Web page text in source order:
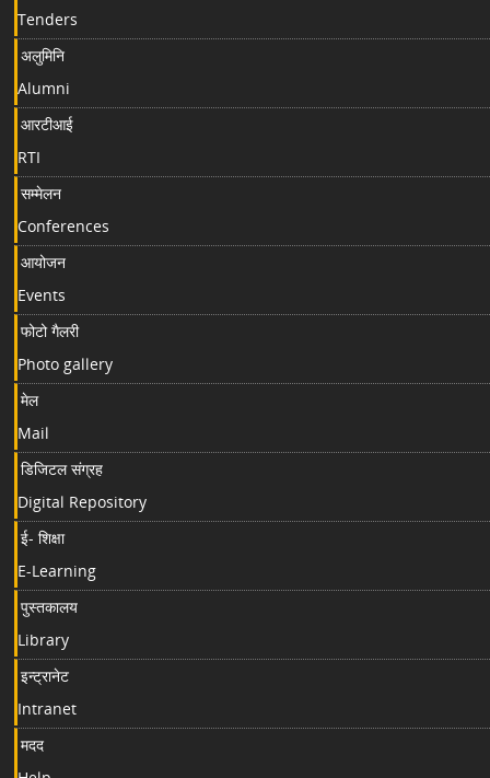
Tenders
अलुमिनि
Alumni
आरटीआई
RTI
सम्मेलन
Conferences
आयोजन
Events
फोटो गैलरी
Photo gallery
मेल
Mail
डिजिटल संग्रह
Digital Repository
ई- शिक्षा
E-Learning
पुस्तकालय
Library
इन्ट्रानेट
Intranet
मदद